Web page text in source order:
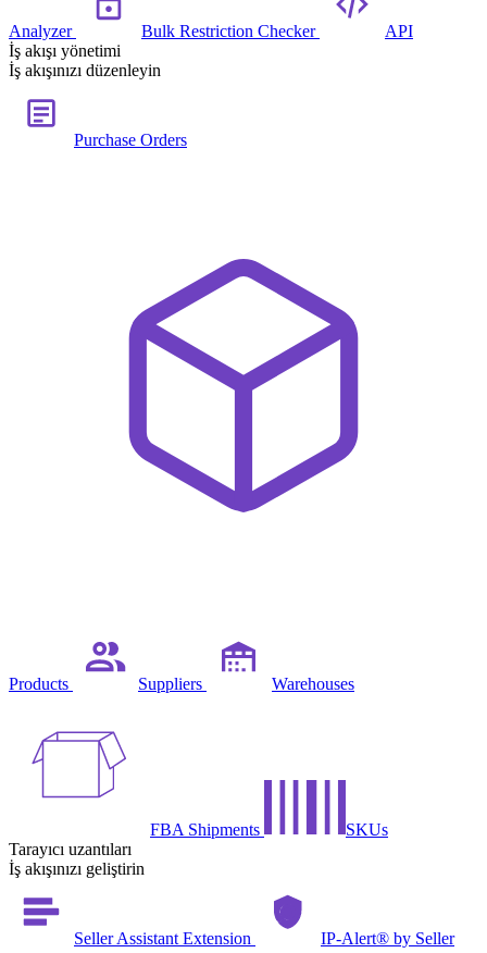
Analyzer Bulk Restriction Checker
API
İş akışı yönetimi
İş akışınızı düzenleyin
Purchase Orders
Products Suppliers Warehouses
FBA Shipments
SKUs
Tarayıcı uzantıları
İş akışınızı geliştirin
Seller Assistant Extension IP-Alert® by Seller